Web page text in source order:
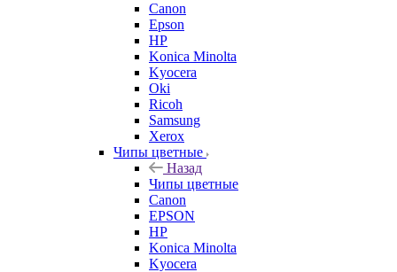
Canon
Epson
HP
Konica Minolta
Kyocera
Oki
Ricoh
Samsung
Xerox
Чипы цветные
Назад
Чипы цветные
Canon
EPSON
HP
Konica Minolta
Kyocera